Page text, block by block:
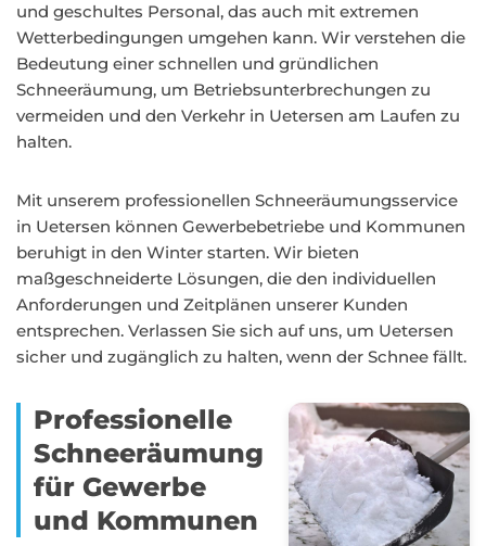
und geschultes Personal, das auch mit extremen
Wetterbedingungen umgehen kann. Wir verstehen die
Bedeutung einer schnellen und gründlichen
Schneeräumung, um Betriebsunterbrechungen zu
vermeiden und den Verkehr in Uetersen am Laufen zu
halten.
Mit unserem professionellen Schneeräumungsservice
in Uetersen können Gewerbebetriebe und Kommunen
beruhigt in den Winter starten. Wir bieten
maßgeschneiderte Lösungen, die den individuellen
Anforderungen und Zeitplänen unserer Kunden
entsprechen. Verlassen Sie sich auf uns, um Uetersen
sicher und zugänglich zu halten, wenn der Schnee fällt.
Professionelle
Schneeräumung
für Gewerbe
und Kommunen